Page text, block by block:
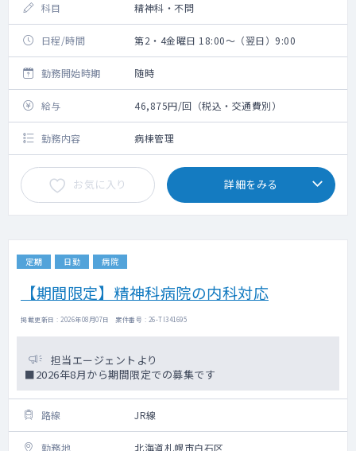
科目 精神科・不問
日程/時間 第2・4金曜日 18:00～（翌日）9:00
勤務開始時期 随時
給与 46,875円/回（税込・交通費別）
勤務内容 病棟管理
お気に入り 詳細をみる
定期 日勤 病院
【期間限定】精神科病院の内科対応
掲載更新日 : 2026年08月07日 案件番号 : 26-TI341695
担当エージェントより
■2026年8月から期間限定での募集です
路線 JR線
勤務地 北海道札幌市白石区